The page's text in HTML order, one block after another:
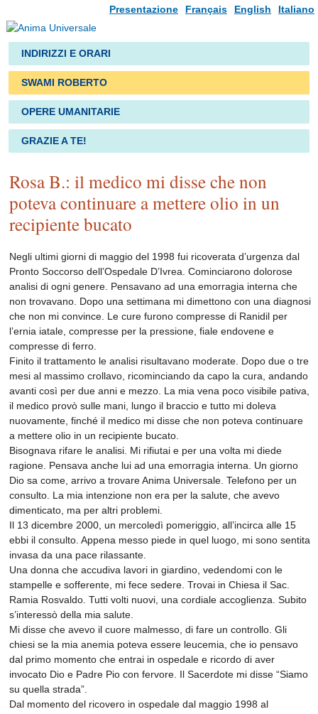
Italiano
English
Français
Presentazione
INDIRIZZI E ORARI
SWAMI ROBERTO
OPERE UMANITARIE
GRAZIE A TE!
Rosa B.: il medico mi disse che non
poteva continuare a mettere olio in un
recipiente bucato
Negli ultimi giorni di maggio del 1998 fui ricoverata d’urgenza dal
Pronto Soccorso dell’Ospedale D’Ivrea. Cominciarono dolorose
analisi di ogni genere. Pensavano ad una emorragia interna che
non trovavano. Dopo una settimana mi dimettono con una diagnosi
che non mi convince. Le cure furono compresse di Ranidil per
l’ernia iatale, compresse per la pressione, fiale endovene e
compresse di ferro.
Finito il trattamento le analisi risultavano moderate. Dopo due o tre
mesi al massimo crollavo, ricominciando da capo la cura, andando
avanti così per due anni e mezzo. La mia vena poco visibile pativa,
il medico provò sulle mani, lungo il braccio e tutto mi doleva
nuovamente, finché il medico mi disse che non poteva continuare
a mettere olio in un recipiente bucato.
Bisognava rifare le analisi. Mi rifiutai e per una volta mi diede
ragione. Pensava anche lui ad una emorragia interna. Un giorno
Dio sa come, arrivo a trovare Anima Universale. Telefono per un
consulto. La mia intenzione non era per la salute, che avevo
dimenticato, ma per altri problemi.
Il 13 dicembre 2000, un mercoledì pomeriggio, all’incirca alle 15
ebbi il consulto. Appena messo piede in quel luogo, mi sono sentita
invasa da una pace rilassante.
Una donna che accudiva lavori in giardino, vedendomi con le
stampelle e sofferente, mi fece sedere. Trovai in Chiesa il Sac.
Ramia Rosvaldo. Tutti volti nuovi, una cordiale accoglienza. Subito
s’interessò della mia salute.
Mi disse che avevo il cuore malmesso, di fare un controllo. Gli
chiesi se la mia anemia poteva essere leucemia, che io pensavo
dal primo momento che entrai in ospedale e ricordo di aver
invocato Dio e Padre Pio con fervore. Il Sacerdote mi disse “Siamo
su quella strada”.
Dal momento del ricovero in ospedale dal maggio 1998 al